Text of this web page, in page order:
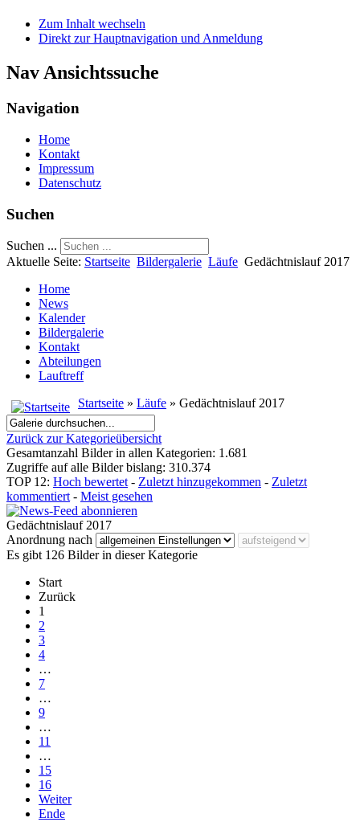
Zum Inhalt wechseln
Direkt zur Hauptnavigation und Anmeldung
Nav Ansichtssuche
Navigation
Home
Kontakt
Impressum
Datenschutz
Suchen
Suchen ...
Aktuelle Seite: Startseite Bildergalerie Läufe Gedächtnislauf 2017
Home
News
Kalender
Bildergalerie
Kontakt
Abteilungen
Lauftreff
Startseite » Läufe » Gedächtnislauf 2017
Zurück zur Kategorieübersicht
Gesamtanzahl Bilder in allen Kategorien: 1.681
Zugriffe auf alle Bilder bislang: 310.374
TOP 12: Hoch bewertet- Zuletzt hinzugekommen - Zuletzt
kommentiert- Meist gesehen
Gedächtnislauf 2017
Anordnung nach
Es gibt 126 Bilder in dieser Kategorie
Start
Zurück
1
2
3
4
…
7
…
9
…
11
…
15
16
Weiter
Ende